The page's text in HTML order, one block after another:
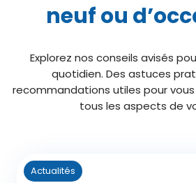
neuf ou
Explorez nos conseils avisés
quotidien. Des astuces
recommandations utiles pour
tous les aspects de
Actualités